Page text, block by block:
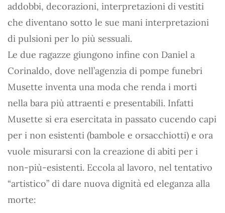
addobbi, decorazioni, interpretazioni di vestiti
che diventano sotto le sue mani interpretazioni
di pulsioni per lo più sessuali.
Le due ragazze giungono infine con Daniel a
Corinaldo, dove nell’agenzia di pompe funebri
Musette inventa una moda che renda i morti
nella bara più attraenti e presentabili. Infatti
Musette si era esercitata in passato cucendo capi
per i non esistenti (bambole e orsacchiotti) e ora
vuole misurarsi con la creazione di abiti per i
non-più-esistenti. Eccola al lavoro, nel tentativo
“artistico” di dare nuova dignità ed eleganza alla
morte: